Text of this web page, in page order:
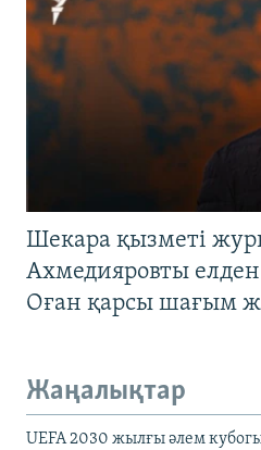
Шекара қызметі
Ахмедияровты
Оған қарсы шағым
Жаңалықтар
UEFA 2030 жылғы әлем